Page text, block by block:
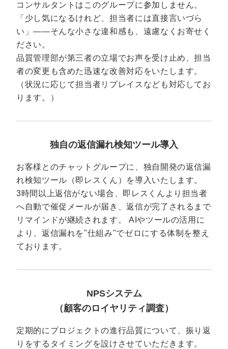
コンサルタントはこのグループに参加しません。
「少し気になるけれど、担当者には直接言いづら
い」——そんな小さな違和感も、遠慮なくお寄せく
ださい。
品質管理部が第三者の立場でお声を受け止め、担当
者の変更も含めた迅速な改善対応をいたします。
（状況に応じて担当者リプレイスなども対応してお
ります。）
独自の返信漏れ検知ツール導入
お客様とのチャットグループに、独自開発の返信漏
れ検知ツール（即レスくん）を導入いたします。
3時間以上返信がない場合、即レスくんより担当者
へ自動で催促メールが届き、返信が完了されるまで
リマインドが継続されます。 AIやツールの活用に
より、返信漏れを"仕組み"でゼロにする体制を整え
ております。
NPSシステム
（顧客のロイヤリティ調査）
定期的にプロジェクトの進行品質について、振り返
りをするタイミングを設けさせていただきます。